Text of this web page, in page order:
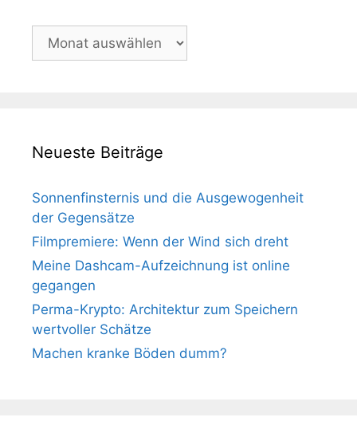
Archiv
Neueste Beiträge
Sonnenfinsternis und die Ausgewogenheit
der Gegensätze
Filmpremiere: Wenn der Wind sich dreht
Meine Dashcam-Aufzeichnung ist online
gegangen
Perma-Krypto: Architektur zum Speichern
wertvoller Schätze
Machen kranke Böden dumm?